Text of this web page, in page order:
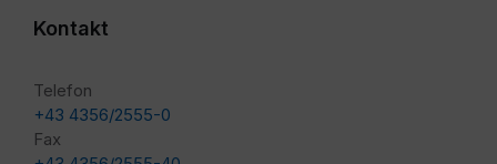
Kontakt
Telefon
+43 4356/2555-0
Fax